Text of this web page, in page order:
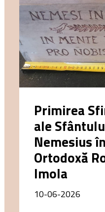
Primirea
ale
Nemesius
Ortodoxă
Imola
10-06-2026